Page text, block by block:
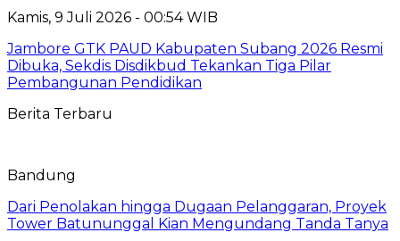
Kamis, 9 Juli 2026 - 00:54 WIB
Jambore GTK PAUD Kabupaten Subang 2026 Resmi
Dibuka, Sekdis Disdikbud Tekankan Tiga Pilar
Pembangunan Pendidikan
Berita Terbaru
Bandung
Dari Penolakan hingga Dugaan Pelanggaran, Proyek
Tower Batununggal Kian Mengundang Tanda Tanya